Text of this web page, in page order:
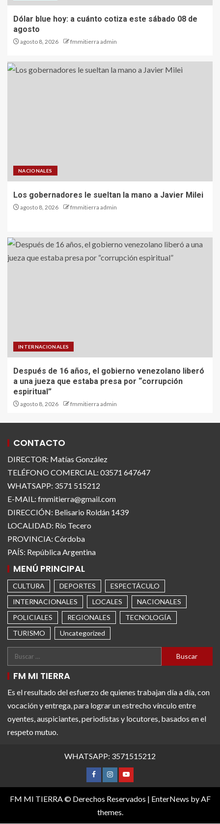
Dólar blue hoy: a cuánto cotiza este sábado 08 de
agosto
agosto 8, 2026 fmmitierra admin
NACIONALES
Los gobernadores le sueltan la mano a Javier Milei
agosto 8, 2026 fmmitierra admin
INTERNACIONALES
Después de 16 años, el gobierno venezolano liberó
a una jueza que estaba presa por “corrupción
espiritual”
agosto 8, 2026 fmmitierra admin
CONTACTO
DIRECTOR: Matías González
TELÉFONO COMERCIAL: 03571 647647
WHATSAPP: 3571 515212
E-MAIL: fmmitierra@gmail.com
DIRECCIÓN: Belisario Roldán 1439
LOCALIDAD: Río Tecero
PROVINCIA: Córdoba
PAÍS: República Argentina
MENÚ PRINCIPAL
CULTURA DEPORTES
ESPECTÁCULO
INTERNACIONALES
LOCALES
NACIONALES
POLICIALES
REGIONALES
TECNOLOGÍA
TURISMO
Uncategorized
FM MI TIERRA
Es el resultado del esfuerzo de quienes trabajan día a día, con
vocación y entrega, para lograr un estrecho vínculo entre
oyentes, auspiciantes, periodistas y locutores, basados en el
respeto mutuo.
WHATSAPP: 3571515212
FM MI TIERRA © Derechos Reservados | EnterNews by AF
themes.